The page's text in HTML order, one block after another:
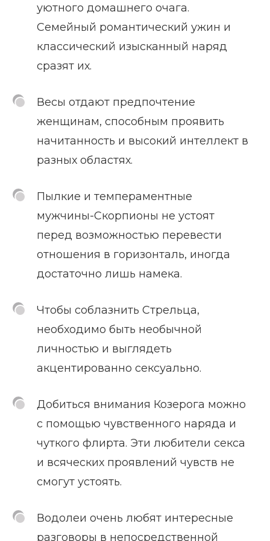
уютного домашнего очага.
Семейный романтический ужин и
классический изысканный наряд
сразят их.
Весы отдают предпочтение
женщинам, способным проявить
начитанность и высокий интеллект в
разных областях.
Пылкие и темпераментные
мужчины-Скорпионы не устоят
перед возможностью перевести
отношения в горизонталь, иногда
достаточно лишь намека.
Чтобы соблазнить Стрельца,
необходимо быть необычной
личностью и выглядеть
акцентированно сексуально.
Добиться внимания Козерога можно
с помощью чувственного наряда и
чуткого флирта. Эти любители секса
и всяческих проявлений чувств не
смогут устоять.
Водолеи очень любят интересные
разговоры в непосредственной